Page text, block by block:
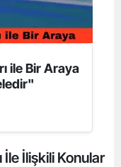
ile Bir Araya
İle İlişkili Konular